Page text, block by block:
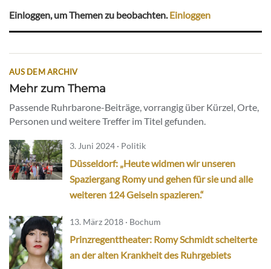
Einloggen, um Themen zu beobachten.Einloggen
AUS DEM ARCHIV
Mehr zum Thema
Passende Ruhrbarone-Beiträge, vorrangig über Kürzel, Orte,
Personen und weitere Treffer im Titel gefunden.
3. Juni 2024 · Politik
Düsseldorf: „Heute widmen wir unseren
Spaziergang Romy und gehen für sie und alle
weiteren 124 Geiseln spazieren.“
13. März 2018 · Bochum
Prinzregenttheater: Romy Schmidt scheiterte
an der alten Krankheit des Ruhrgebiets